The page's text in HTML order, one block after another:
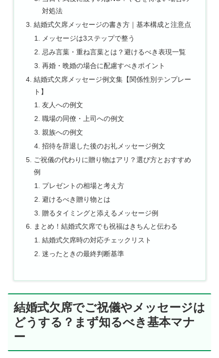
対処法
結婚式欠席メッセージの書き方｜基本構成と注意点
メッセージは3ステップで整う
忌み言葉・重ね言葉とは？避けるべき表現一覧
再婚・晩婚の場合に配慮すべきポイント
結婚式欠席メッセージ例文集【関係性別テンプレー
ト】
友人への例文
職場の同僚・上司への例文
親族への例文
招待を辞退した後のお礼メッセージ例文
ご祝儀の代わりに贈り物はアリ？選び方とおすすめ
例
プレゼントの相場と考え方
避けるべき贈り物とは
贈るタイミングと添えるメッセージ例
まとめ！結婚式欠席でも祝福はきちんと伝わる
結婚式欠席時の対応チェックリスト
迷ったときの最終判断基準
結婚式欠席でご祝儀やメッセージは
どうする？まず知るべき基本マナ
ー